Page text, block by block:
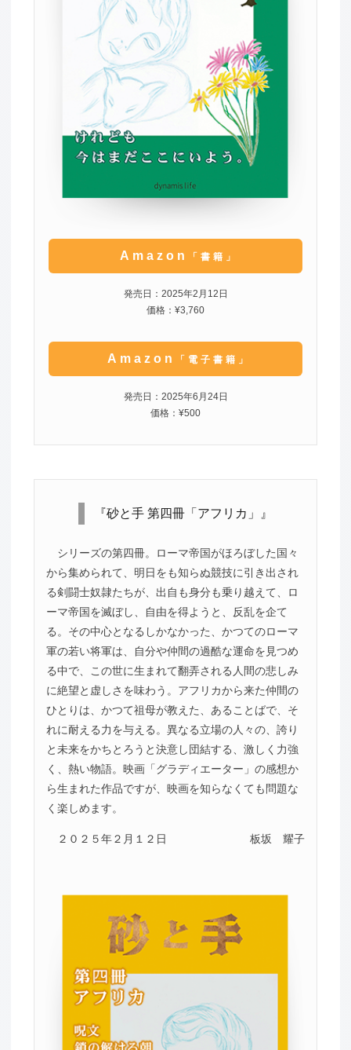
Amazon 「書籍」
発売日：2025年2月12日
価格：¥3,760
Amazon 「電子書籍」
発売日：2025年6月24日
価格：¥500
『砂と手 第四冊「アフリカ」』
シリーズの第四冊。ローマ帝国がほろぼした国々
から集められて、明日をも知らぬ競技に引き出され
る剣闘士奴隷たちが、出自も身分も乗り越えて、ロ
ーマ帝国を滅ぼし、自由を得ようと、反乱を企て
る。その中心となるしかなかった、かつてのローマ
軍の若い将軍は、自分や仲間の過酷な運命を見つめ
る中で、この世に生まれて翻弄される人間の悲しみ
に絶望と虚しさを味わう。アフリカから来た仲間の
ひとりは、かつて祖母が教えた、あることばで、そ
れに耐える力を与える。異なる立場の人々の、誇り
と未来をかちとろうと決意し団結する、激しく力強
く、熱い物語。映画「グラディエーター」の感想か
ら生まれた作品ですが、映画を知らなくても問題な
く楽しめます。
２０２５年２月１２日 板坂 耀子